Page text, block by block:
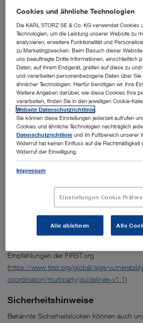
Dienstleistungen designen, entwickeln und
risikoorientiert Sicherheitsvorfälle bearbeiten.
Die Anforderungen an Produktsicherheit
KARL STORZ Security Framework welches
dem NIST CSF sowie relevanten
KARL STORZ unterstützt die koordinierte
entdeckten Schwachstellen und fördert
Sicherheitsforscher und Kunden, die KARL
verantwortungsbewusst darüber berichten.
Wenn Sie potenzielle Sicherheits- und
bei unseren Produkten, Dienstleistungen
KARL STORZ zuzuordnen sind entdeckt
wie möglich mit.
Empfehlungen der FIRST.org
(https://www.first.org/global/sigs/
coordination/multiparty/guidelines-v1.1)
Sicherheitshinweise
Bekannte Sicherheitslücken können auch
Cookies und ähnliche Technologien
Die KARL STORZ SE & Co. KG verwendet Cookies
Technologien, um die Leistung unserer Website zu
analysieren, erweitere Funktionalität und
zu Marketingzwecken. Beim Besuch dieser
uns beauftragte Dritte Informationen, einschließlich
Daten, auf Ihrem Endgerät, greifen auf diese zu
und verarbeiten personenbezogene Daten über Sie
ähnlicher Technologien. Hierfür benötigen wir Ihre
Weitere Angaben darüber, wie diese Cookies Ihre
verarbeiten, finden Sie in den jeweiligen Cookie-
Website Datenschutzrichtlinie.
Sie können diese Einstellungen jederzeit aufrufen
Cookies und ähnliche Technologien nachträglich
Datenschutzrichtlinie und im Fußbereich unserer
Widerruf hat keinen Einfluss auf die
Widerruf der Einwilligung.
Impressum
Einstellungen Cookie
Alle ablehnen Alle